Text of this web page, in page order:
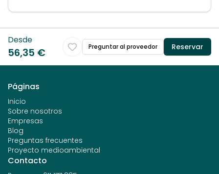
Desde
56,35 € Preguntar al proveedor Reservar
Páginas
Inicio
Sobre nosotros
Empresas
Blog
Preguntas frecuentes
Proyecto medioambiental
Contacto